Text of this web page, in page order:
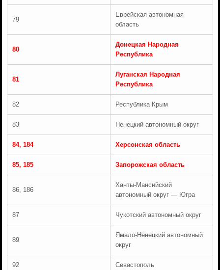
79
Еврейская автономная
область
80
Донецкая Народная
Республика
81
Луганская Народная
Республика
82 Республика Крым
83 Ненецкий автономный округ
84, 184 Херсонская область
85, 185 Запорожская область
86, 186
Ханты-Мансийский
автономный округ — Югра
87 Чукотский автономный округ
89
Ямало-Ненецкий автономный
округ
92 Севастополь